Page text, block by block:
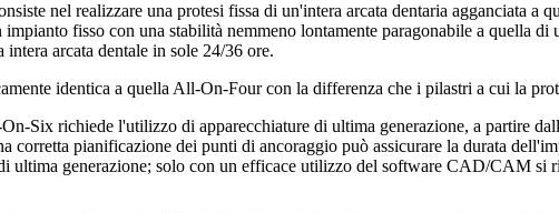
nel realizzare una protesi fissa di un'intera arcata dentaria agganciata a
fisso con una stabilità nemmeno lontamente paragonabile a quella
arcata dentale in sole 24/36 ore.
identica a quella All-On-Four con la differenza che i pilastri a cui la
Six richiede l'utilizzo di apparecchiature di ultima generazione, a partire
pianificazione dei punti di ancoraggio può assicurare la durata
ultima generazione; solo con un efficace utilizzo del software CAD/CAM si